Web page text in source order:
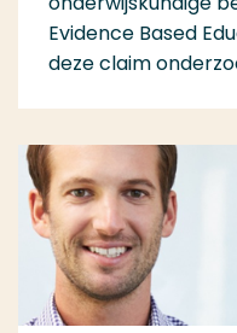
Evidence Based
deze claim